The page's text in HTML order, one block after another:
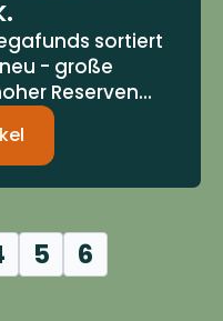
sortiert
- große
Reserven...
5 6